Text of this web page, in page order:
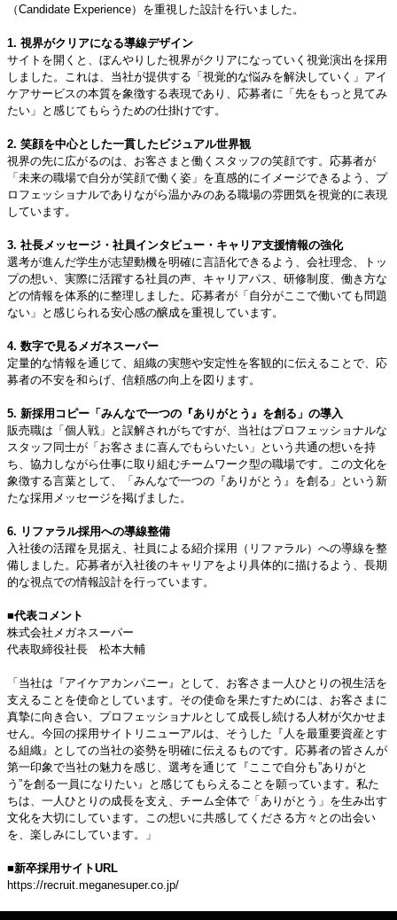
（Candidate Experience）を重視した設計を行いました。
1. 視界がクリアになる導線デザイン
サイトを開くと、ぼんやりした視界がクリアになっていく視覚演出を採用
しました。これは、当社が提供する「視覚的な悩みを解決していく」アイ
ケアサービスの本質を象徴する表現であり、応募者に「先をもっと見てみ
たい」と感じてもらうための仕掛けです。
2. 笑顔を中心とした一貫したビジュアル世界観
視界の先に広がるのは、お客さまと働くスタッフの笑顔です。応募者が
「未来の職場で自分が笑顔で働く姿」を直感的にイメージできるよう、プ
ロフェッショナルでありながら温かみのある職場の雰囲気を視覚的に表現
しています。
3. 社長メッセージ・社員インタビュー・キャリア支援情報の強化
選考が進んだ学生が志望動機を明確に言語化できるよう、会社理念、トッ
プの想い、実際に活躍する社員の声、キャリアパス、研修制度、働き方な
どの情報を体系的に整理しました。応募者が「自分がここで働いても問題
ない」と感じられる安心感の醸成を重視しています。
4. 数字で見るメガネスーパー
定量的な情報を通じて、組織の実態や安定性を客観的に伝えることで、応
募者の不安を和らげ、信頼感の向上を図ります。
5. 新採用コピー「みんなで一つの『ありがとう』を創る」の導入
販売職は「個人戦」と誤解されがちですが、当社はプロフェッショナルな
スタッフ同士が「お客さまに喜んでもらいたい」という共通の想いを持
ち、協力しながら仕事に取り組むチームワーク型の職場です。この文化を
象徴する言葉として、「みんなで一つの『ありがとう』を創る」という新
たな採用メッセージを掲げました。
6. リファラル採用への導線整備
入社後の活躍を見据え、社員による紹介採用（リファラル）への導線を整
備しました。応募者が入社後のキャリアをより具体的に描けるよう、長期
的な視点での情報設計を行っています。
■代表コメント
株式会社メガネスーパー
代表取締役社長 松本大輔
「当社は『アイケアカンパニー』として、お客さま一人ひとりの視生活を
支えることを使命としています。その使命を果たすためには、お客さまに
真摯に向き合い、プロフェッショナルとして成長し続ける人材が欠かせま
せん。今回の採用サイトリニューアルは、そうした『人を最重要資産とす
る組織』としての当社の姿勢を明確に伝えるものです。応募者の皆さんが
第一印象で当社の魅力を感じ、選考を通じて『ここで自分も”ありがと
う”を創る一員になりたい』と感じてもらえることを願っています。私た
ちは、一人ひとりの成長を支え、チーム全体で「ありがとう」を生み出す
文化を大切にしています。この想いに共感してくださる方々との出会い
を、楽しみにしています。」
■新卒採用サイトURL
https://recruit.meganesuper.co.jp/